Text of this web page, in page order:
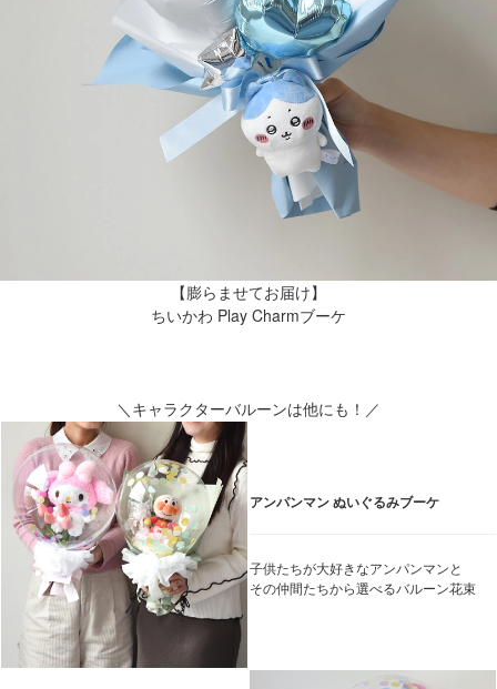
【膨らませてお届け】
ちいかわ Play Charmブーケ
＼キャラクターバルーンは他にも！／
アンパンマン ぬいぐるみブーケ
子供たちが大好きなアンパンマンと
その仲間たちから選べるバルーン花束